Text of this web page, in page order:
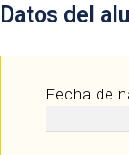
Datos del
Fecha de